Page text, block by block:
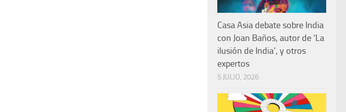
Casa Asia debate sobre India
con Joan Baños, autor de ‘La
ilusión de India’, y otros
expertos
5 JULIO, 2026